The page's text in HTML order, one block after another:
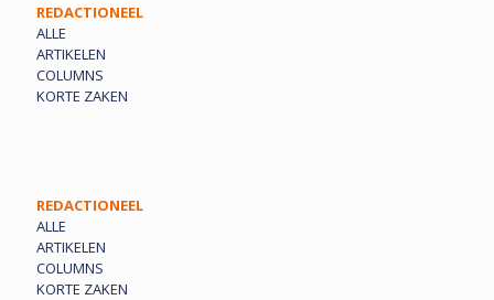
REDACTIONEEL
ALLE
ARTIKELEN
COLUMNS
KORTE ZAKEN
REDACTIONEEL
ALLE
ARTIKELEN
COLUMNS
KORTE ZAKEN